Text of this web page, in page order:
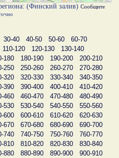
(Финский залив) Сообщите
30-40 40-50 50-60
60-70
110-120 120-130
130-140
180 180-190 190-200
200-210
250 250-260 260-270
270-280
320 320-330 330-340
340-350
390 390-400 400-410
410-420
460 460-470 470-480
480-490
530 530-540 540-550
550-560
600 600-610 610-620
620-630
670 670-680 680-690
690-700
740 740-750 750-760
760-770
810 810-820 820-830
830-840
880 880-890 890-900
900-910